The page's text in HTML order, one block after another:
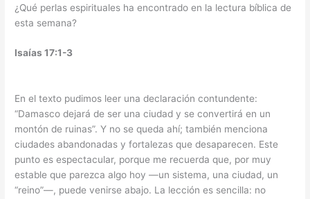
¿Qué perlas espirituales ha encontrado en la lectura bíblica de
esta semana?
Isaías 17:1-3
En el texto pudimos leer una declaración contundente:
“Damasco dejará de ser una ciudad y se convertirá en un
montón de ruinas”. Y no se queda ahí; también menciona
ciudades abandonadas y fortalezas que desaparecen. Este
punto es espectacular, porque me recuerda que, por muy
estable que parezca algo hoy —un sistema, una ciudad, un
“reino”—, puede venirse abajo. La lección es sencilla: no